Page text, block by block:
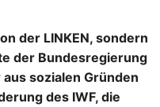
der LINKEN, sondern
der Bundesregierung
sozialen Gründen
des IWF, die